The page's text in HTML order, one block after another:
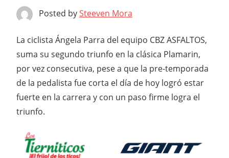
Posted bySteeven Mora
La ciclista Ángela Parra del equipo CBZ ASFALTOS,
suma su segundo triunfo en la clásica Plamarin,
por vez consecutiva, pese a que la pre-temporada
de la pedalista fue corta el día de hoy logró estar
fuerte en la carrera y con un paso firme logra el
triunfo.